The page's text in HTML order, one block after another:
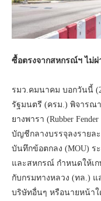
ซื้อตรงจากสหกรณ์ฯ ไม่
รมว.คมนาคม บอกวันนี้
รัฐมนตรี (ครม.) พิจารณ
ยางพารา (Rubber
บัญชีกลางบรรจุลงรายล
บันทึกข้อตกลง (MOU) ร
และสหกรณ์ กำหนดให้เ
กับกรมทางหลวง (ทล.)
บริษัทอื่นๆ หรือนายหน้า